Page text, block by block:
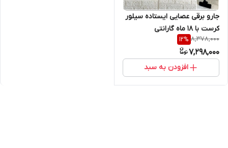
جارو برقی عصایی ایستاده سیلور
کرست با ۱۸ ماه گارانتی
8,378,000
12%
7,298,000
افزودن به سبد